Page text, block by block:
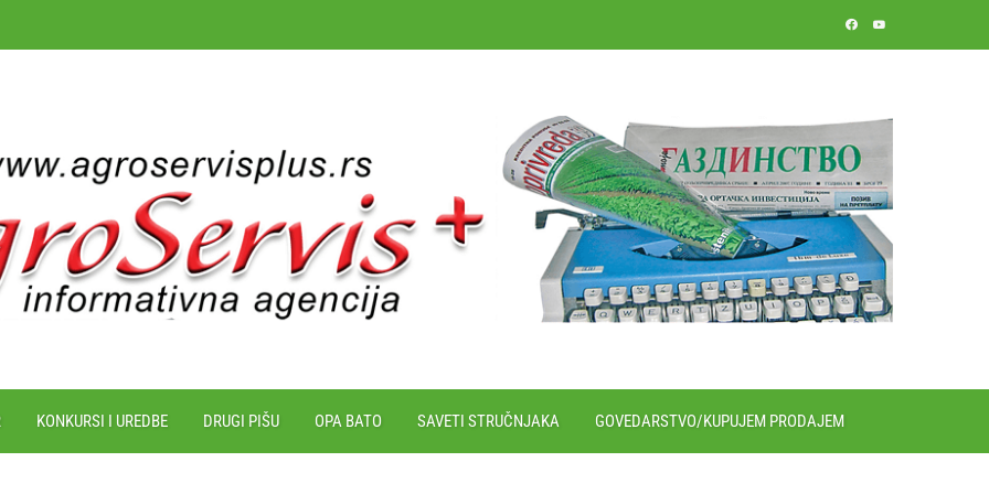
KONKURSI I UREDBE DRUGI PIŠU OPA BATO SAVETI STRUČNJAKA GOVEDARSTVO/KUPUJEM PRODAJEM